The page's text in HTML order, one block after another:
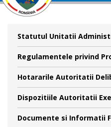
Statutul Unitatii
Regulamentele privind
Hotararile Autoritatii
Dispozitiile Autoritatii
Documente si Informatii